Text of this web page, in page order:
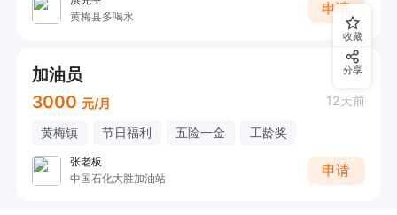
黄梅县多喝水
申请
加油员
3000 元/月 12天前
黄梅镇 节日福利 五险一金 工龄奖
张老板
中国石化大胜加油站
申请
收藏
分享